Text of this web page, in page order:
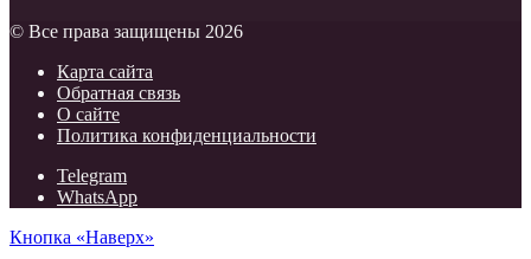
© Все права защищены 2026
Карта сайта
Обратная связь
О сайте
Политика конфиденциальности
Telegram
WhatsApp
Кнопка «Наверх»